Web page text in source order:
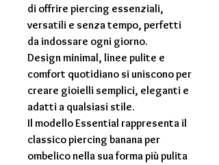
di offrire piercing essenziali,
versatili e senza tempo, perfetti
da indossare ogni giorno.
Design minimal, linee pulite e
comfort quotidiano si uniscono per
creare gioielli semplici, eleganti e
adatti a qualsiasi stile.
Il modello Essential rappresenta il
classico piercing banana per
ombelico nella sua forma più pulita